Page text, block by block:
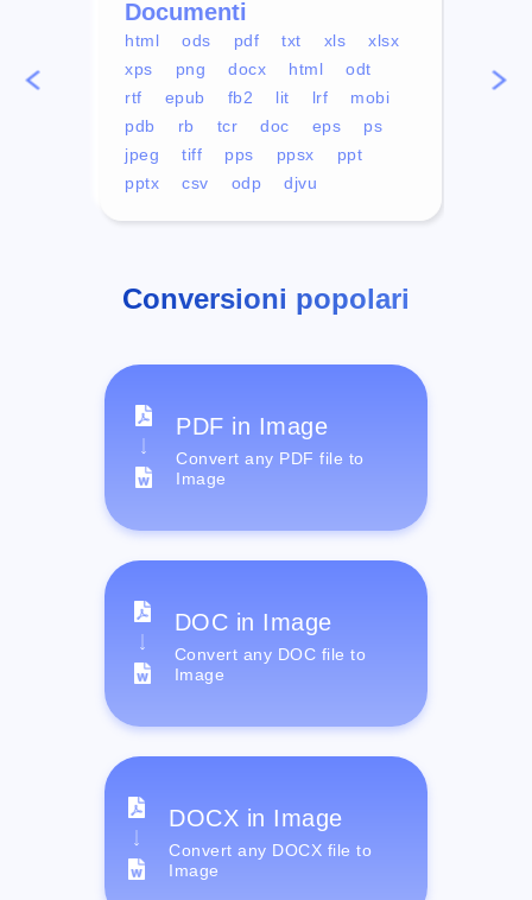
Documenti
html ods pdf txt xls
xlsx
xps
png docx html
odt
rtf
epub fb2 lit lrf
mobi
pdb
rb tcr doc eps
ps
jpeg
tiff pps ppsx
ppt
pptx
csv odp djvu
mp4
Conversioni popolari
PDF in Image
Convert any PDF file to
Image
DOC in Image
Convert any DOC file to
Image
DOCX in Image
Convert any DOCX file to
Image